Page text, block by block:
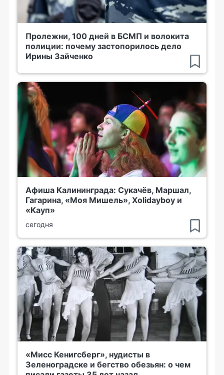
Пролежни, 100 дней в БСМП и волокита
полиции: почему застопорилось дело
Ирины Зайченко
Афиша Калининграда: Сукачёв, Маршал,
Гагарина, «Моя Мишель», Xolidayboy и
«Кауп»
сегодня
«Мисс Кенигсберг», нудисты в
Зеленоградске и бегство обезьян: о чем